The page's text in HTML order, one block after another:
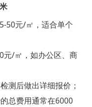
50元/㎡，适合单个
元/㎡，如办公区、商
测后做出详细报价；
总费用通常在6000